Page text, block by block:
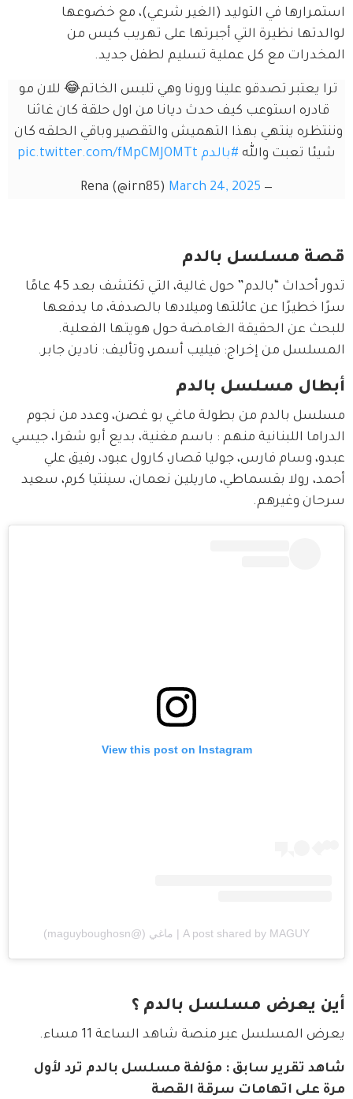
استمرارها في التوليد (الغير شرعي)، مع خضوعها
لوالدتها نظيرة التي أجبرتها على تهريب كيس من
المخدرات مع كل عملية تسليم لطفل جديد.
ترا يعتبر تصدقو علينا ورونا وهي تلبس الخاتم😂 للان مو
قادره استوعب كيف حدث ديانا من اول حلقة كان غاثنا
وننتظره ينتهي بهذا التهميش والتقصير وباقي الحلقه كان
شيئا تعبت والله #بالدم pic.twitter.com/fMpCMJOMTt
— Rena (@irn85)
March 24, 2025
قصة مسلسل بالدم
تدور أحداث “بالدم” حول غالية، التي تكتشف بعد 45 عامًا
سرًا خطيرًا عن عائلتها وميلادها بالصدفة، ما يدفعها
للبحث عن الحقيقة الغامضة حول هويتها الفعلية.
المسلسل من إخراج: فيليب أسمر، وتأليف: نادين جابر.
أبطال مسلسل بالدم
مسلسل بالدم من بطولة ماغي بو غصن، وعدد من نجوم
الدراما اللبنانية منهم : باسم مغنية، بديع أبو شقرا، جيسي
عبدو، وسام فارس، جوليا قصار، كارول عبود، رفيق علي
أحمد، رولا بقسماطي، ماريلين نعمان، سينتيا كرم، سعيد
سرحان وغيرهم.
View this post on Instagram
A post shared by MAGUY | ماغي (@maguyboughosn)
أين يعرض مسلسل بالدم ؟
يعرض المسلسل عبر منصة شاهد الساعة 11 مساء.
شاهد تقرير سابق : مؤلفة مسلسل بالدم ترد لأول
مرة على اتهامات سرقة القصة